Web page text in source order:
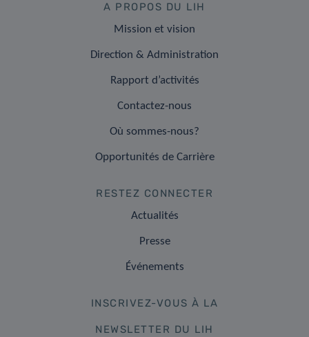
A PROPOS DU LIH
Mission et vision
Direction & Administration
Rapport d’activités
Contactez-nous
Où sommes-nous?
Opportunités de Carrière
RESTEZ CONNECTER
Actualités
Presse
Événements
INSCRIVEZ-VOUS À LA
NEWSLETTER DU LIH